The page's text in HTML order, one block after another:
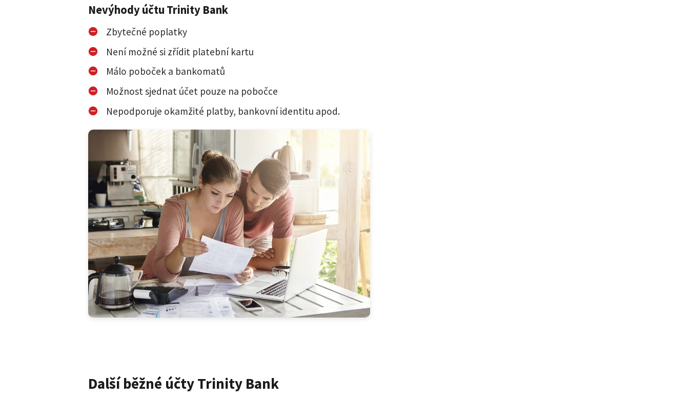
Nevýhody účtu Trinity Bank
Zbytečné poplatky
Není možné si zřídit platební kartu
Málo poboček a bankomatů
Možnost sjednat účet pouze na pobočce
Nepodporuje okamžité platby, bankovní identitu apod.
Další běžné účty Trinity Bank